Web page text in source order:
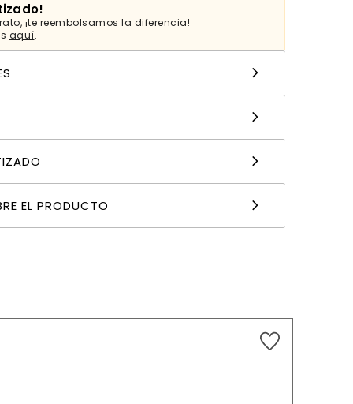
¡te reembolsamos la diferencia!
aquí.
EL PRODUCTO